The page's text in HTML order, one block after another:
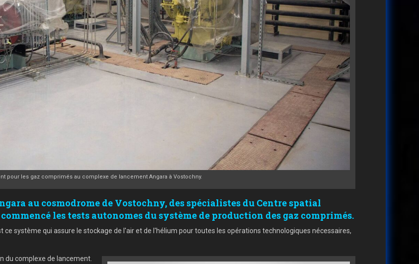
pour les gaz comprimés au complexe de lancement Angara à Vostochny.
au cosmodrome de Vostochny, des spécialistes du Centre spatial
les tests autonomes du système de production des gaz comprimés.
ce système qui assure le stockage de l'air et de l'hélium pour toutes les opérations technologiques nécessaires,
du complexe de lancement.